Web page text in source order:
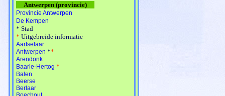
Antwerpen (provincie)
Provincie Antwerpen
De Kempen
* Stad
* Uitgebreide informatie
Aartselaar
Antwerpen **
Arendonk
Baarle-Hertog *
Balen
Beerse
Berlaar